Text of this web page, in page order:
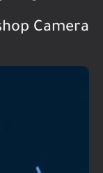
Camera